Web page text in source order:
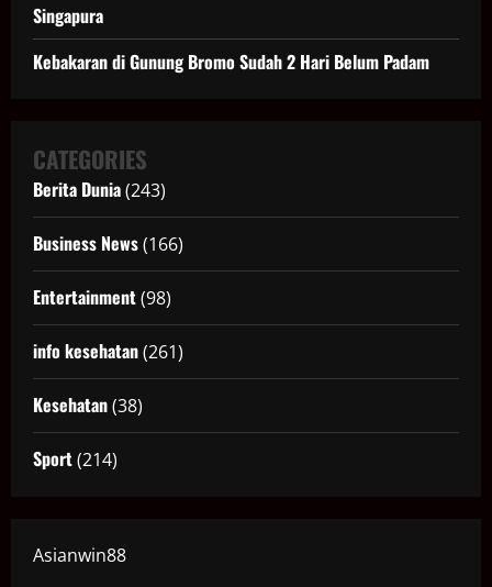
Singapura
Kebakaran di Gunung Bromo Sudah 2 Hari Belum Padam
CATEGORIES
Berita Dunia(243)
Business News(166)
Entertainment(98)
info kesehatan(261)
Kesehatan(38)
Sport(214)
Asianwin88